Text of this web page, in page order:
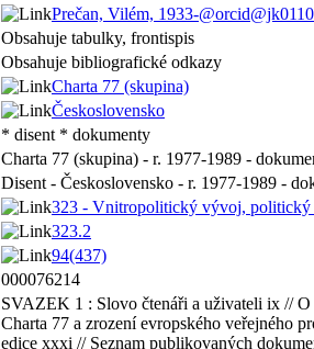
Prečan, Vilém, 1933-
Obsahuje tabulky, frontispis
Obsahuje bibliografické odkazy
Charta 77 (skupina)
Československo
* disent * dokumenty
Charta 77 (skupina) - r. 1977-1989 -
Disent - Československo - r. 1977-1989 -
323 - Vnitropolitický vývoj, politický
323.2
94(437)
000076214
SVAZEK 1 : Slovo čtenáři a uživateli ix //
Charta 77 a zrození evropského veřejného
edice xxxi // Seznam publikovaných